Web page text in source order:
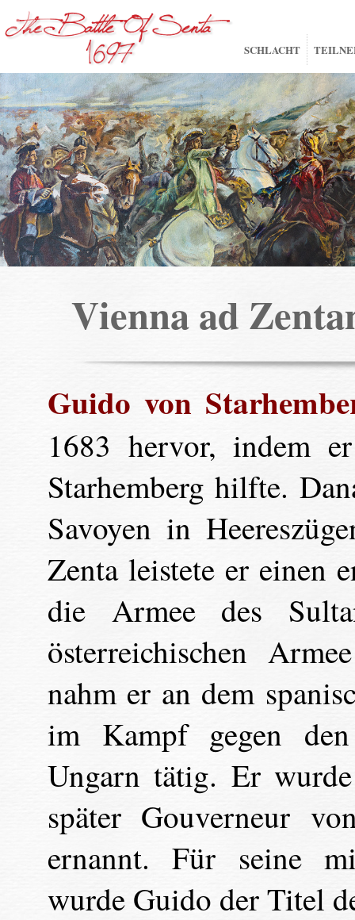
SCHLACHT
Vienna ad
Guido von
1683 hervor, indem
Starhemberg hilfte.
Savoyen in
Zenta leistete er einen
die Armee des
österreichischen
nahm er an dem
im Kampf gegen
Ungarn tätig. Er
später Gouverneur
ernannt. Für seine
wurde Guido der Titel